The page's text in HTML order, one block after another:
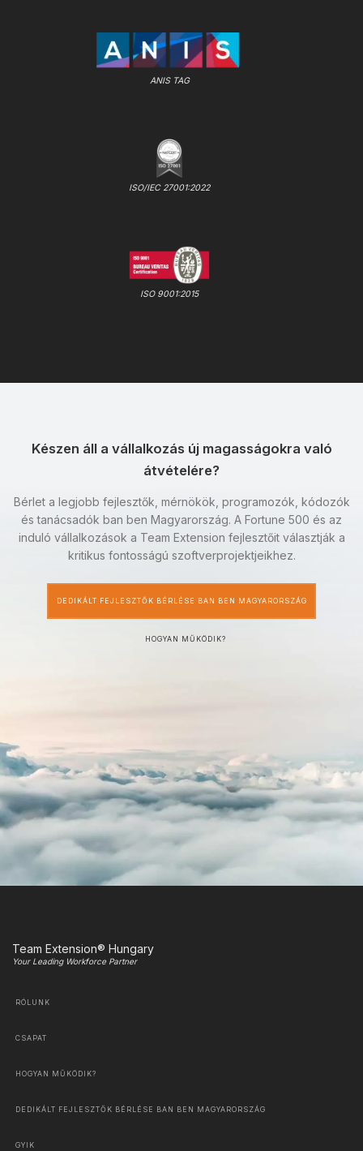
ANIS TAG
ISO/IEC 27001:2022
ISO 9001:2015
Készen áll a vállalkozás új magasságokra való
átvételére?
Bérlet a legjobb fejlesztők, mérnökök, programozók, kódozók
és tanácsadók ban ben Magyarország. A Fortune 500 és az
induló vállalkozások a Team Extension fejlesztőit választják a
kritikus fontosságú szoftverprojektjeikhez.
DEDIKÁLT FEJLESZTŐK BÉRLÉSE BAN BEN MAGYARORSZÁG
HOGYAN MŰKÖDIK?
Team Extension® Hungary
Your Leading Workforce Partner
RÓLUNK
CSAPAT
HOGYAN MŰKÖDIK?
DEDIKÁLT FEJLESZTŐK BÉRLÉSE BAN BEN MAGYARORSZÁG
GYIK